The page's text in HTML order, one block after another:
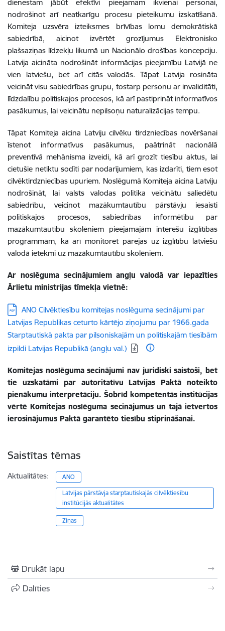
dienestam jābūt efektīvi pieejamam ikvienai personai,
nodrošinot arī neatkarīgu procesu pieteikumu izskatīšanā.
Komiteja uzsvēra izteiksmes brīvības lomu demokrātiskā
sabiedrībā, aicinot izvērtēt grozījumus Elektronisko
plašsaziņas līdzekļu likumā un Nacionālo drošības koncepciju.
Latvija aicināta nodrošināt informācijas pieejamību Latvijā ne
vien latviešu, bet arī citās valodās. Tāpat Latvija rosināta
veicināt visu sabiedrības grupu, tostarp personu ar invaliditāti,
līdzdalību politiskajos procesos, kā arī pastiprināt informatīvos
pasākumus, lai veicinātu nepilsoņu naturalizācijas tempu.
Tāpat Komiteja aicina Latviju cilvēku tirdzniecības novēršanai
īstenot informatīvus pasākumus, paātrināt nacionālā
preventīvā mehānisma izveidi, kā arī grozīt tiesību aktus, lai
cietušie netiktu sodīti par nodarījumiem, kas izdarīti, tiem esot
cilvēktirdzniecības upuriem. Noslēgumā Komiteja aicina Latviju
nodrošināt, lai valsts valodas politika veicinātu saliedētu
sabiedrību, veicinot mazākumtautību pārstāvju iesaisti
politiskajos procesos, sabiedrības informētību par
mazākumtautību skolēniem pieejamajām interešu izglītības
programmām, kā arī monitorēt pārejas uz izglītību latviešu
valodā ietekmi uz mazākumtautību skolēniem.
Ar noslēguma secinājumiem angļu valodā var iepazīties
Ārlietu ministrijas tīmekļa vietnē:
Lejupielādēt:
ANO Cilvēktiesību komitejas noslēguma secinājumi par
Latvijas Republikas ceturto kārtējo ziņojumu par 1966.gada
Starptautiskā pakta par pilsoniskajām un politiskajām tiesībām
izpildi Latvijas Republikā (angļu val.)
Komitejas noslēguma secinājumi nav juridiski saistoši, bet
tie uzskatāmi par autoritatīvu Latvijas Paktā noteikto
pienākumu interpretāciju. Šobrīd kompetentās institūcijas
vērtē Komitejas noslēguma secinājumus un tajā ietvertos
ierosinājumus Paktā garantēto tiesību stiprināšanai.
Saistītas tēmas
Aktualitātes: ANO
Latvijas pārstāvja starptautiskajās cilvēktiesību
institūcijās aktualitātes
Ziņas
Drukāt lapu
Dalīties